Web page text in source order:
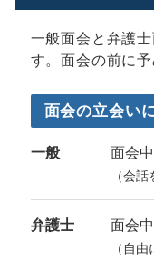
一般面会と弁護
す。面会の前に予
面会の立会い
一般 面会
（会
弁護士 面会
（自